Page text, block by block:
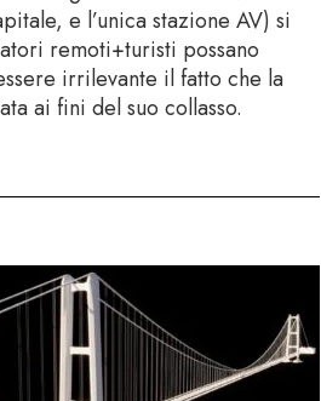
e l’unica stazione AV) si
remoti+turisti possano
irrilevante il fatto che la
ai fini del suo collasso.